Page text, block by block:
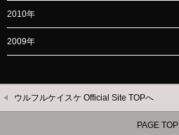
2010年
2009年
ウルフルケイスケ Official Site TOPへ
PAGE TOP